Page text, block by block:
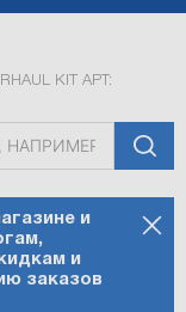
KIT АРТ:
и
и
заказов